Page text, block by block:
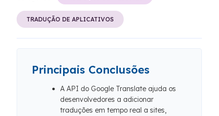
TRADUÇÃO DE APLICATIVOS
Principais Conclusões
A API do Google Translate ajuda os
desenvolvedores a adicionar
traduções em tempo real a sites,